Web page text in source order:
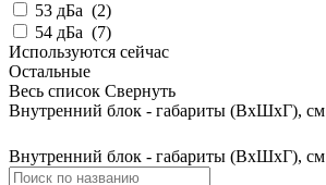
53 дБа (2)
54 дБа (7)
Используются сейчас
Остальные
Весь список Свернуть
Внутренний блок - габариты (ВхШхГ), см
Внутренний блок - габариты (ВхШхГ), см